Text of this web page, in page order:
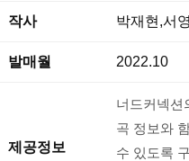
작사 박재현,서
발매월 2022.10
제공정보
너드커넥션
곡 정보와
수 있도록